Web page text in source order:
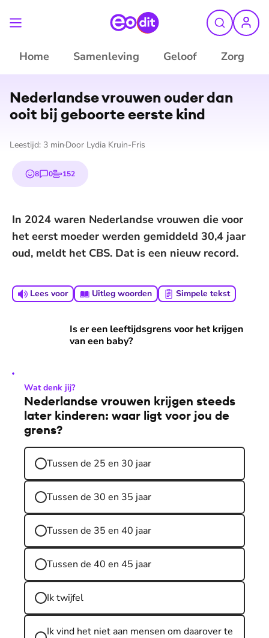
Home Samenleving Geloof Zorg
Shutterstock
Nederlandse vrouwen ouder dan
ooit bij geboorte eerste kind
Leestijd: 3 min Door Lydia Kruin-Fris
8
emojis
0
reacties
152
stemmen
In 2024 waren Nederlandse vrouwen die voor
het eerst moeder werden gemiddeld 30,4 jaar
oud, meldt het CBS. Dat is een nieuw record.
Lees voor Uitleg woorden Simpele tekst
Is er een leeftijdsgrens voor het krijgen
van een baby?
Is er een leeftijdsgrens voor het krijgen van een baby?
Wat denk jij?
Nederlandse vrouwen krijgen steeds
later kinderen: waar ligt voor jou de
grens?
Tussen de 25 en 30 jaar
Tussen de 30 en 35 jaar
Tussen de 35 en 40 jaar
Tussen de 40 en 45 jaar
Ik twijfel
Ik vind het niet aan mensen om daarover te